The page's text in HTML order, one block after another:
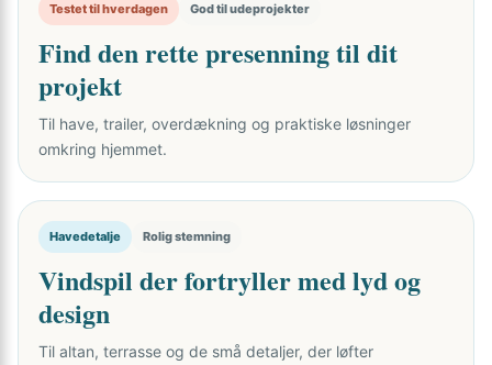
Testet til hverdagen God til udeprojekter
Find den rette presenning til dit
projekt
Til have, trailer, overdækning og praktiske løsninger
omkring hjemmet.
Havedetalje Rolig stemning
Vindspil der fortryller med lyd og
design
Til altan, terrasse og de små detaljer, der løfter